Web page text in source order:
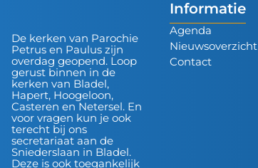
De kerken van Parochie
Petrus en Paulus zijn
overdag geopend. Loop
gerust binnen in de
kerken van Bladel,
Hapert, Hoogeloon,
Casteren en Netersel. En
voor vragen kun je ook
terecht bij ons
secretariaat aan de
Sniederslaan in Bladel.
Deze is ook toegankelijk
Informatie
Agenda
Nieuwsoverzicht
Contact